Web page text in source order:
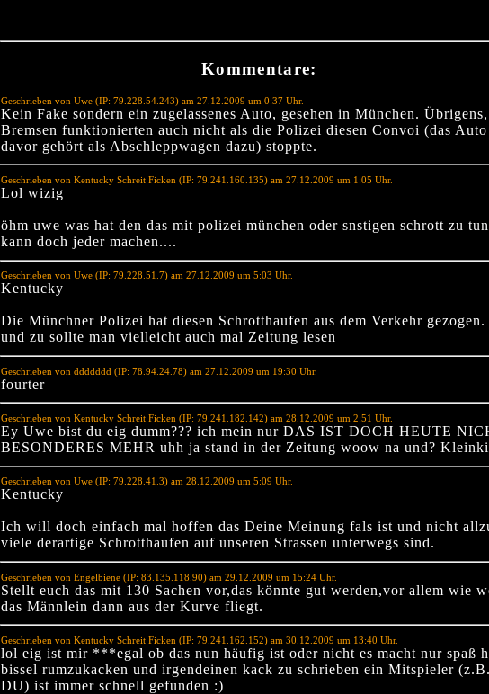
Kommentare:
Geschrieben von Uwe (IP: 79.228.54.243) am 27.12.2009 um 0:37 Uhr.
Kein Fake sondern ein zugelassenes Auto, gesehen in München.
Bremsen funktionierten auch nicht als die Polizei diesen Convoi (das Auto
davor gehört als Abschleppwagen dazu) stoppte.
Geschrieben von Kentucky Schreit Ficken (IP: 79.241.160.135) am 27.12.2009 um 1:05 Uhr.
Lol wizig
öhm uwe was hat den das mit polizei münchen oder snstigen schrott zu
kann doch jeder machen....
Geschrieben von Uwe (IP: 79.228.51.7) am 27.12.2009 um 5:03 Uhr.
Kentucky
Die Münchner Polizei hat diesen Schrotthaufen aus dem Verkehr gezogen.
und zu sollte man vielleicht auch mal Zeitung lesen
Geschrieben von ddddddd (IP: 78.94.24.78) am 27.12.2009 um 19:30 Uhr.
fourter
Geschrieben von Kentucky Schreit Ficken (IP: 79.241.182.142) am 28.12.2009 um 2:51 Uhr.
Ey Uwe bist du eig dumm??? ich mein nur DAS IST DOCH HEUTE
BESONDERES MEHR uhh ja stand in der Zeitung woow na und?
Geschrieben von Uwe (IP: 79.228.41.3) am 28.12.2009 um 5:09 Uhr.
Kentucky
Ich will doch einfach mal hoffen das Deine Meinung fals ist und nicht
viele derartige Schrotthaufen auf unseren Strassen unterwegs sind.
Geschrieben von Engelbiene (IP: 83.135.118.90) am 29.12.2009 um 15:24 Uhr.
Stellt euch das mit 130 Sachen vor,das könnte gut werden,vor allem wie
das Männlein dann aus der Kurve fliegt.
Geschrieben von Kentucky Schreit Ficken (IP: 79.241.162.152) am 30.12.2009 um 13:40 Uhr.
lol eig ist mir ***egal ob das nun häufig ist oder nicht es macht nur spaß
bissel rumzukacken und irgendeinen kack zu schrieben ein Mitspieler (z.B.
DU) ist immer schnell gefunden :)